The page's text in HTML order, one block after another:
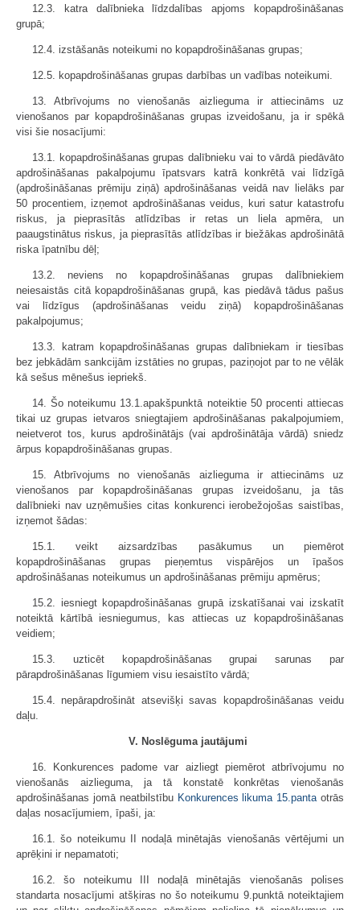
12.3. katra dalībnieka līdzdalības apjoms kopapdrošināšanas
grupā;
12.4. izstāšanās noteikumi no kopapdrošināšanas grupas;
12.5. kopapdrošināšanas grupas darbības un vadības noteikumi.
13. Atbrīvojums no vienošanās aizlieguma ir attiecināms uz
vienošanos par kopapdrošināšanas grupas izveidošanu, ja ir spēkā
visi šie nosacījumi:
13.1. kopapdrošināšanas grupas dalībnieku vai to vārdā piedāvāto
apdrošināšanas pakalpojumu īpatsvars katrā konkrētā vai līdzīgā
(apdrošināšanas prēmiju ziņā) apdrošināšanas veidā nav lielāks par
50 procentiem, izņemot apdrošināšanas veidus, kuri satur katastrofu
riskus, ja pieprasītās atlīdzības ir retas un liela apmēra, un
paaugstinātus riskus, ja pieprasītās atlīdzības ir biežākas apdrošinātā
riska īpatnību dēļ;
13.2. neviens no kopapdrošināšanas grupas dalībniekiem
neiesaistās citā kopapdrošināšanas grupā, kas piedāvā tādus pašus
vai līdzīgus (apdrošināšanas veidu ziņā) kopapdrošināšanas
pakalpojumus;
13.3. katram kopapdrošināšanas grupas dalībniekam ir tiesības
bez jebkādām sankcijām izstāties no grupas, paziņojot par to ne vēlāk
kā sešus mēnešus iepriekš.
14. Šo noteikumu 13.1.apakšpunktā noteiktie 50 procenti attiecas
tikai uz grupas ietvaros sniegtajiem apdrošināšanas pakalpojumiem,
neietverot tos, kurus apdrošinātājs (vai apdrošinātāja vārdā) sniedz
ārpus kopapdrošināšanas grupas.
15. Atbrīvojums no vienošanās aizlieguma ir attiecināms uz
vienošanos par kopapdrošināšanas grupas izveidošanu, ja tās
dalībnieki nav uzņēmušies citas konkurenci ierobežojošas saistības,
izņemot šādas:
15.1. veikt aizsardzības pasākumus un piemērot
kopapdrošināšanas grupas pieņemtus vispārējos un īpašos
apdrošināšanas noteikumus un apdrošināšanas prēmiju apmērus;
15.2. iesniegt kopapdrošināšanas grupā izskatīšanai vai izskatīt
noteiktā kārtībā iesniegumus, kas attiecas uz kopapdrošināšanas
veidiem;
15.3. uzticēt kopapdrošināšanas grupai sarunas par
pārapdrošināšanas līgumiem visu iesaistīto vārdā;
15.4. nepārapdrošināt atsevišķi savas kopapdrošināšanas veidu
daļu.
V. Noslēguma jautājumi
16. Konkurences padome var aizliegt piemērot atbrīvojumu no
vienošanās aizlieguma, ja tā konstatē konkrētas vienošanās
apdrošināšanas jomā neatbilstību Konkurences likuma 15.pantaotrās
daļas nosacījumiem, īpaši, ja:
16.1. šo noteikumu II nodaļā minētajās vienošanās vērtējumi un
aprēķini ir nepamatoti;
16.2. šo noteikumu III nodaļā minētajās vienošanās polises
standarta nosacījumi atšķiras no šo noteikumu 9.punktā noteiktajiem